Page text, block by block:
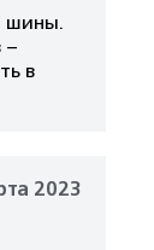
шины.
–
в
2023